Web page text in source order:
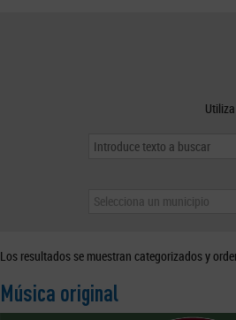
Selecciona un municipio
Los resultados se muestran categorizados y
Música original